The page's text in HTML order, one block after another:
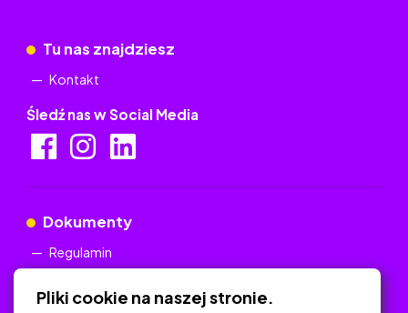
Tu nas znajdziesz
Kontakt
Śledź nas w Social Media
Dokumenty
Regulamin
Pliki cookie na naszej stronie.